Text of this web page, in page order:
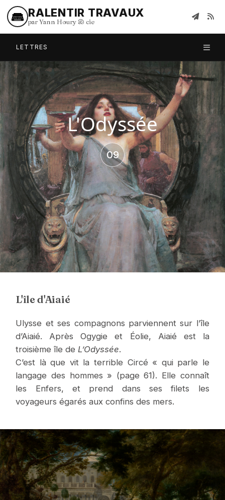
RALENTIR TRAVAUX
par Yann Houry & cie
LETTRES
L'Odyssée
09
L'île d'Aiaié
Ulysse et ses compagnons parviennent sur l’île
d’Aiaié. Après Ogygie et Éolie, Aiaié est la
troisième île deL’Odyssée.
C’est là que vit la terrible Circé « qui parle le
langage des hommes » (page 61). Elle connaît
les Enfers, et prend dans ses filets les
voyageurs égarés aux confins des mers.